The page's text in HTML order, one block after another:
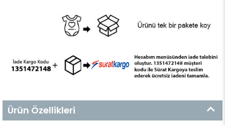
Ürün Özellikleri